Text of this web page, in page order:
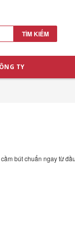
TÌM KIẾM
TY
bút chuẩn ngay từ